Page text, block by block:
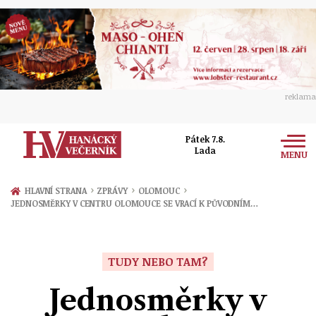
reklama
Pátek 7.8.
Lada
MENU
Zprávy
Ekonomika
Ženy
HLAVNÍ STRANA › ZPRÁVY › OLOMOUC ›
JEDNOSMĚRKY V CENTRU OLOMOUCE SE VRACÍ K PŮVODNÍM…
TUDY NEBO TAM?
Jednosměrky v